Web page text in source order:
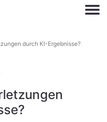
durch KI-Ergebnisse?